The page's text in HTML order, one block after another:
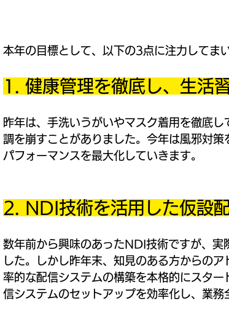
本年の目標として、以下の3点に注力してま
1. 健康管理を徹底し、生活
昨年は、手洗いうがいやマスク着用を徹底
調を崩すことがありました。今年は風邪対
パフォーマンスを最大化していきます。
2. NDI技術を活用した仮設
数年前から興味のあったNDI技術ですが、
した。しかし昨年末、知見のある方からの
率的な配信システムの構築を本格的にスタ
信システムのセットアップを効率化し、業務